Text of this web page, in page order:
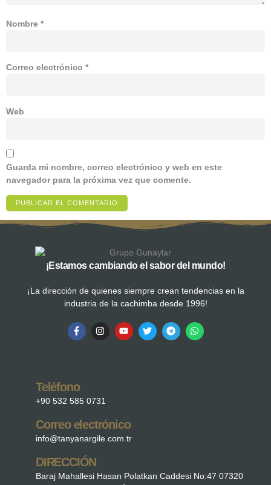
Nombre *
Correo electrónico *
Web
Guarda mi nombre, correo electrónico y web en este
navegador para la próxima vez que comente.
¡Estamos cambiando el sabor del mundo!
¡La dirección de quienes siempre crean tendencias en la
industria de la cachimba desde 1996!
Teléfono
+90 532 585 0731
Correo electrónico
info@tanyanargile.com.tr
DIRECCIÓN
Baraj Mahallesi Hasan Polatkan Caddesi No:47 07320